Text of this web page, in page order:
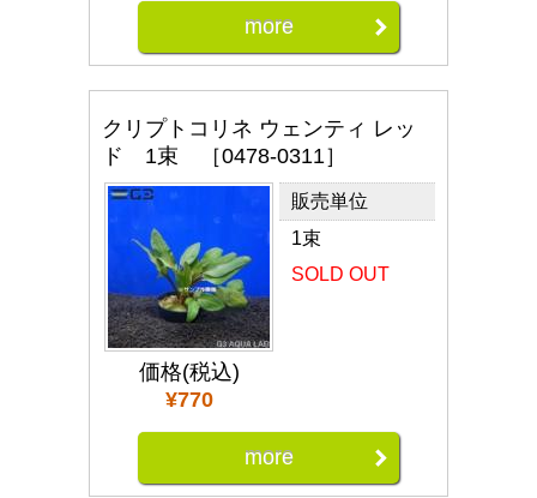
more
クリプトコリネ ウェンティ レッ
ド 1束 ［0478-0311］
価格(税込)
¥770
販売単位
1束
SOLD OUT
more